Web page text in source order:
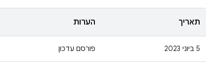
תאריך הערות
5 ביוני 2023 פורסם עדכון